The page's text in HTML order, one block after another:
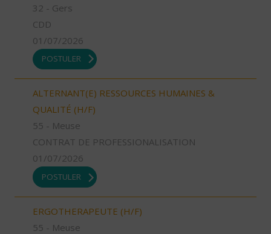
32 - Gers
CDD
01/07/2026
POSTULER
ALTERNANT(E) RESSOURCES HUMAINES &
QUALITÉ (H/F)
55 - Meuse
CONTRAT DE PROFESSIONALISATION
01/07/2026
POSTULER
ERGOTHERAPEUTE (H/F)
55 - Meuse